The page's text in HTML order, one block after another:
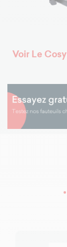
Voir Le Cosy